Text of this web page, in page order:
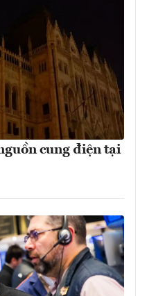
cung điện tại